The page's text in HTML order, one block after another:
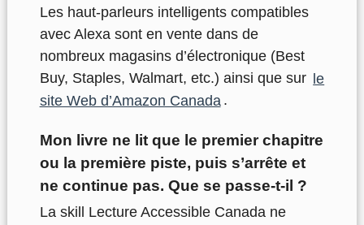
Les haut-parleurs intelligents compatibles
avec Alexa sont en vente dans de
nombreux magasins d’électronique (Best
Buy, Staples, Walmart, etc.) ainsi que sur le
site Web d’Amazon Canada .
Mon livre ne lit que le premier chapitre
ou la première piste, puis s’arrête et
ne continue pas. Que se passe-t-il ?
La skill Lecture Accessible Canada ne